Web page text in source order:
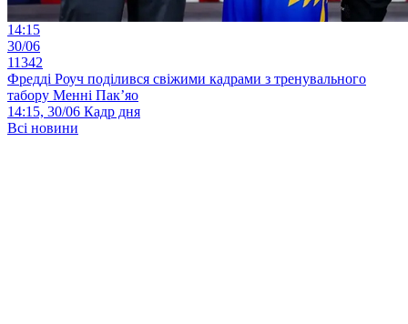
14:15
30/06
11342
Фредді Роуч поділився свіжими кадрами з тренувального
табору Менні Пак’яо
14:15, 30/06 Кадр дня
Всі новини